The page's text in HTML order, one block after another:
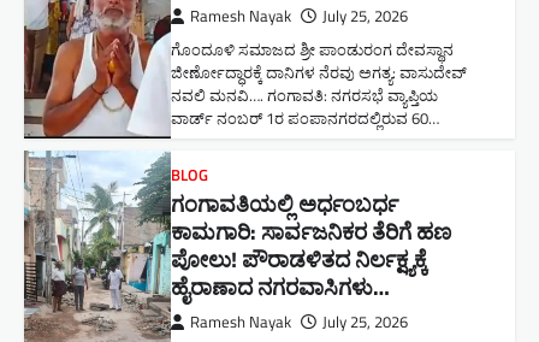
Ramesh Nayak July 25, 2026
ಗೊಂದೂಳಿ ಸಮಾಜದ ಶ್ರೀ ಪಾಂಡುರಂಗ ದೇವಸ್ಥಾನ
ಜೀರ್ಣೋದ್ಧಾರಕ್ಕೆ ದಾನಿಗಳ ನೆರವು ಅಗತ್ಯ: ವಾಸುದೇವ್
ನವಲಿ ಮನವಿ​…. ಗಂಗಾವತಿ: ​ನಗರಸಭೆ ವ್ಯಾಪ್ತಿಯ
ವಾರ್ಡ್ ನಂಬರ್ 1ರ ಪಂಪಾನಗರದಲ್ಲಿರುವ 60…
BLOG
ಗಂಗಾವತಿಯಲ್ಲಿ ಅರ್ಧಂಬರ್ಧ
ಕಾಮಗಾರಿ: ಸಾರ್ವಜನಿಕರ ತೆರಿಗೆ ಹಣ
ಪೋಲು! ಪೌರಾಡಳಿತದ ನಿರ್ಲಕ್ಷ್ಯಕ್ಕೆ
ಹೈರಾಣಾದ ನಗರವಾಸಿಗಳು​…
Ramesh Nayak July 25, 2026